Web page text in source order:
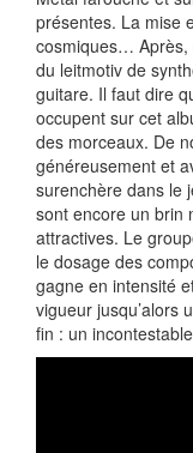
présentes. La mise
cosmiques… Après,
du leitmotiv de
guitare. Il faut dire
occupent sur cet
des morceaux. De
généreusement et
surenchère dans le
sont encore un brin
attractives. Le
le dosage des
gagne en intensité
vigueur jusqu’alors
fin : un